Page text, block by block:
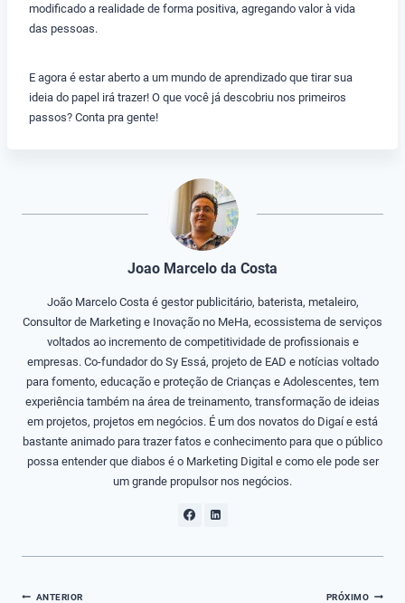
modificado a realidade de forma positiva, agregando valor à vida
das pessoas.
E agora é estar aberto a um mundo de aprendizado que tirar sua
ideia do papel irá trazer! O que você já descobriu nos primeiros
passos? Conta pra gente!
Joao Marcelo da Costa
João Marcelo Costa é gestor publicitário, baterista, metaleiro,
Consultor de Marketing e Inovação no MeHa, ecossistema de serviços
voltados ao incremento de competitividade de profissionais e
empresas. Co-fundador do Sy Essá, projeto de EAD e notícias voltado
para fomento, educação e proteção de Crianças e Adolescentes, tem
experiência também na área de treinamento, transformação de ideias
em projetos, projetos em negócios. É um dos novatos do Digaí e está
bastante animado para trazer fatos e conhecimento para que o público
possa entender que diabos é o Marketing Digital e como ele pode ser
um grande propulsor nos negócios.
Navegação
ANTERIOR PRÓXIMO